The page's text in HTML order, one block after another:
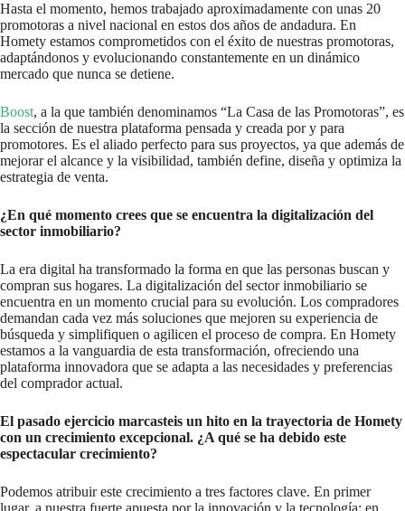
Hasta el momento, hemos trabajado aproximadamente con unas 20
promotoras a nivel nacional en estos dos años de andadura. En
Homety estamos comprometidos con el éxito de nuestras promotoras,
adaptándonos y evolucionando constantemente en un dinámico
mercado que nunca se detiene.
Boost, a la que también denominamos “La Casa de las Promotoras”, es
la sección de nuestra plataforma pensada y creada por y para
promotores. Es el aliado perfecto para sus proyectos, ya que además de
mejorar el alcance y la visibilidad, también define, diseña y optimiza la
estrategia de venta.
¿En qué momento crees que se encuentra la digitalización del
sector inmobiliario?
La era digital ha transformado la forma en que las personas buscan y
compran sus hogares. La digitalización del sector inmobiliario se
encuentra en un momento crucial para su evolución. Los compradores
demandan cada vez más soluciones que mejoren su experiencia de
búsqueda y simplifiquen o agilicen el proceso de compra. En Homety
estamos a la vanguardia de esta transformación, ofreciendo una
plataforma innovadora que se adapta a las necesidades y preferencias
del comprador actual.
El pasado ejercicio marcasteis un hito en la trayectoria de Homety
con un crecimiento excepcional. ¿A qué se ha debido este
espectacular crecimiento?
Podemos atribuir este crecimiento a tres factores clave. En primer
lugar, a nuestra fuerte apuesta por la innovación y la tecnología; en